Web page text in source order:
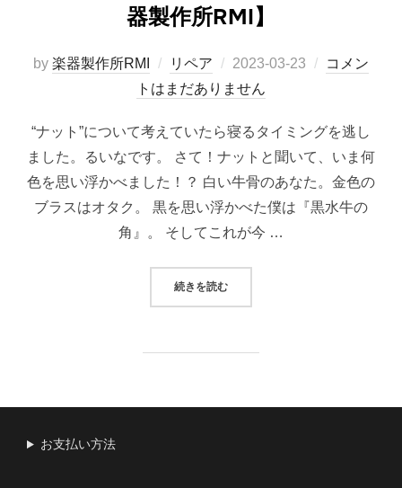
器製作所RMI】
by 楽器製作所RMI リペア
投
稿
2023-03-23
コメン
トはまだありません
“ナット”について考えていたら寝るタイミングを逃し
ました。るいなです。 さて！ナットと聞いて、いま何
色を思い浮かべました！？ 白い牛骨のあなた。金色の
ブラスはオタク。 黒を思い浮かべた僕は『黒水牛の
角』。 そしてこれが今 …
続きを読む“『ナット』の役割は３つある【楽
お支払い方法